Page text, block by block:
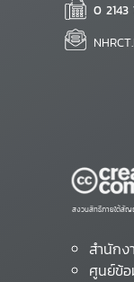
0 2143
สงวนสิทธิ์ภายใต้สั
สำนัก
ศูนย์ข้อ